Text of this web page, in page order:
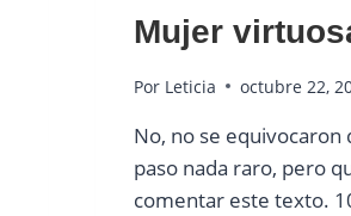
Mujer
Por Leticia octubre 22,
No, no se equivocaron
paso nada raro, pero
comentar este texto.